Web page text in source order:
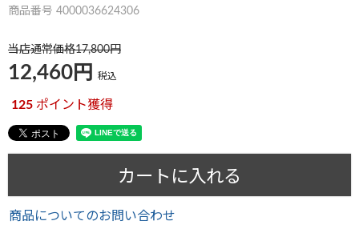
商品番号 4000036624306
当店通常価格17,800
12,460 税込
125 ポイント獲得
カートに入れる
商品についてのお問い合わせ